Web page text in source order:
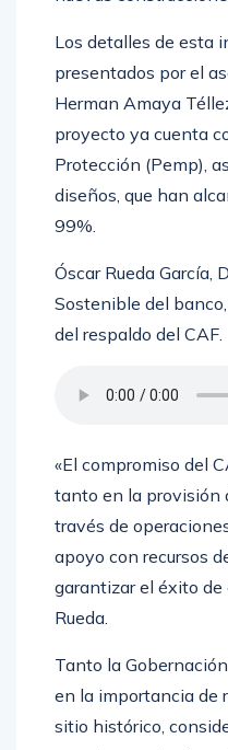
Los detalles de esta
presentados por el
Herman Amaya
proyecto ya cuenta
Protección (Pemp),
diseños, que han
99%.
Óscar Rueda García,
Sostenible del
del respaldo del CAF.
«El compromiso del
tanto en la provisión
través de
apoyo con recursos
garantizar el éxito de
Rueda.
Tanto la
en la importancia de
sitio histórico,